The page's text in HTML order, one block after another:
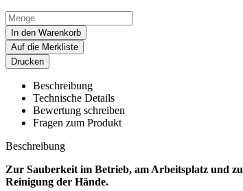
In den Warenkorb
Auf die Merkliste
Drucken
Beschreibung
Technische Details
Bewertung schreiben
Fragen zum Produkt
Beschreibung
Zur Sauberkeit im Betrieb, am Arbeitsplatz und
Reinigung der Hände.